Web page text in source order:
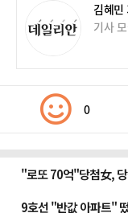
김혜민
기사
0